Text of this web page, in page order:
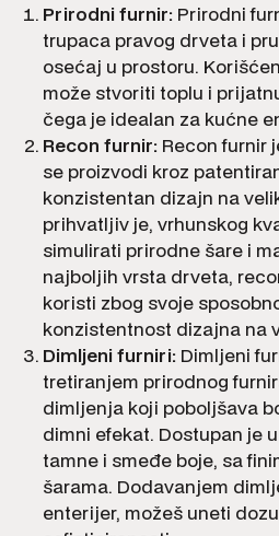
Prirodni furnir:Prirodni
trupaca pravog drveta i
osećaj u prostoru.
može stvoriti toplu i
čega je idealan za kućne
Recon furnir:Recon furnir
se proizvodi kroz
konzistentan dizajn na
prihvatljiv je, vrhunskog
simulirati prirodne šare i
najboljih vrsta drveta,
koristi zbog svoje
konzistentnost dizajna na
Dimljeni furniri:Dimljeni
tretiranjem prirodnog
dimljenja koji poboljšava
dimni efekat. Dostupan je
tamne i smeđe boje, sa
šarama. Dodavanjem
enterijer, možeš uneti